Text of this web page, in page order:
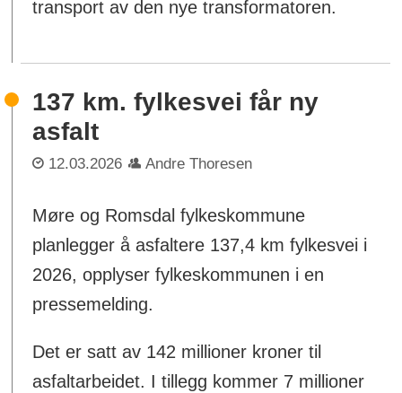
transport av den nye transformatoren.
137 km. fylkesvei får ny
asfalt
12.03.2026 Andre Thoresen
Møre og Romsdal fylkeskommune
planlegger å asfaltere 137,4 km fylkesvei i
2026, opplyser fylkeskommunen i en
pressemelding.
Det er satt av 142 millioner kroner til
asfaltarbeidet. I tillegg kommer 7 millioner